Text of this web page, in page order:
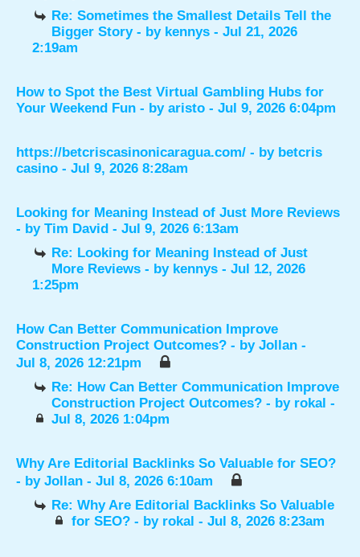
Re: Sometimes the Smallest Details Tell the
Bigger Story - by kennys - Jul 21, 2026
2:19am
How to Spot the Best Virtual Gambling Hubs for
Your Weekend Fun - by aristo - Jul 9, 2026 6:04pm
https://betcriscasinonicaragua.com/ - by betcris
casino - Jul 9, 2026 8:28am
Looking for Meaning Instead of Just More Reviews
- by Tim David - Jul 9, 2026 6:13am
Re: Looking for Meaning Instead of Just
More Reviews - by kennys - Jul 12, 2026
1:25pm
How Can Better Communication Improve
Construction Project Outcomes? - by Jollan -
Jul 8, 2026 12:21pm
Re: How Can Better Communication Improve
Construction Project Outcomes? - by rokal -
Jul 8, 2026 1:04pm
Why Are Editorial Backlinks So Valuable for SEO?
- by Jollan - Jul 8, 2026 6:10am
Re: Why Are Editorial Backlinks So Valuable
for SEO? - by rokal - Jul 8, 2026 8:23am